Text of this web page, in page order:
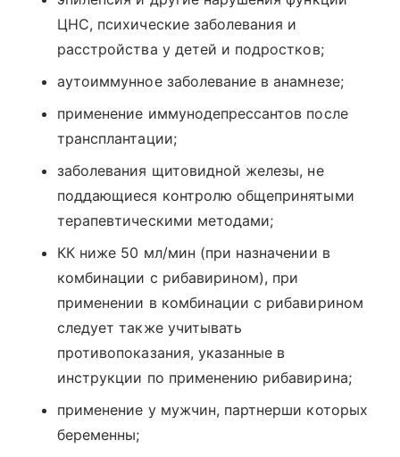
ЦНС, психические заболевания и
расстройства у детей и подростков;
аутоиммунное заболевание в анамнезе;
применение иммунодепрессантов после
трансплантации;
заболевания щитовидной железы, не
поддающиеся контролю общепринятыми
терапевтическими методами;
КК ниже 50 мл/мин (при назначении в
комбинации с рибавирином), при
применении в комбинации с рибавирином
следует также учитывать
противопоказания, указанные в
инструкции по применению рибавирина;
применение у мужчин, партнерши которых
беременны;